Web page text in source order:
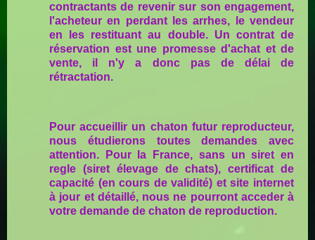
contractants de revenir sur son engagement,
l'acheteur en perdant les arrhes, le vendeur
en les restituant au double. Un contrat de
réservation est une promesse d'achat et de
vente, il n'y a donc pas de délai de
rétractation.
Pour accueillir un chaton futur reproducteur,
nous étudierons toutes demandes avec
attention. Pour la France, sans un siret en
regle (siret élevage de chats), certificat de
capacité (en cours de validité) et site internet
à jour et détaillé, nous ne pourront acceder à
votre demande de chaton de reproduction.